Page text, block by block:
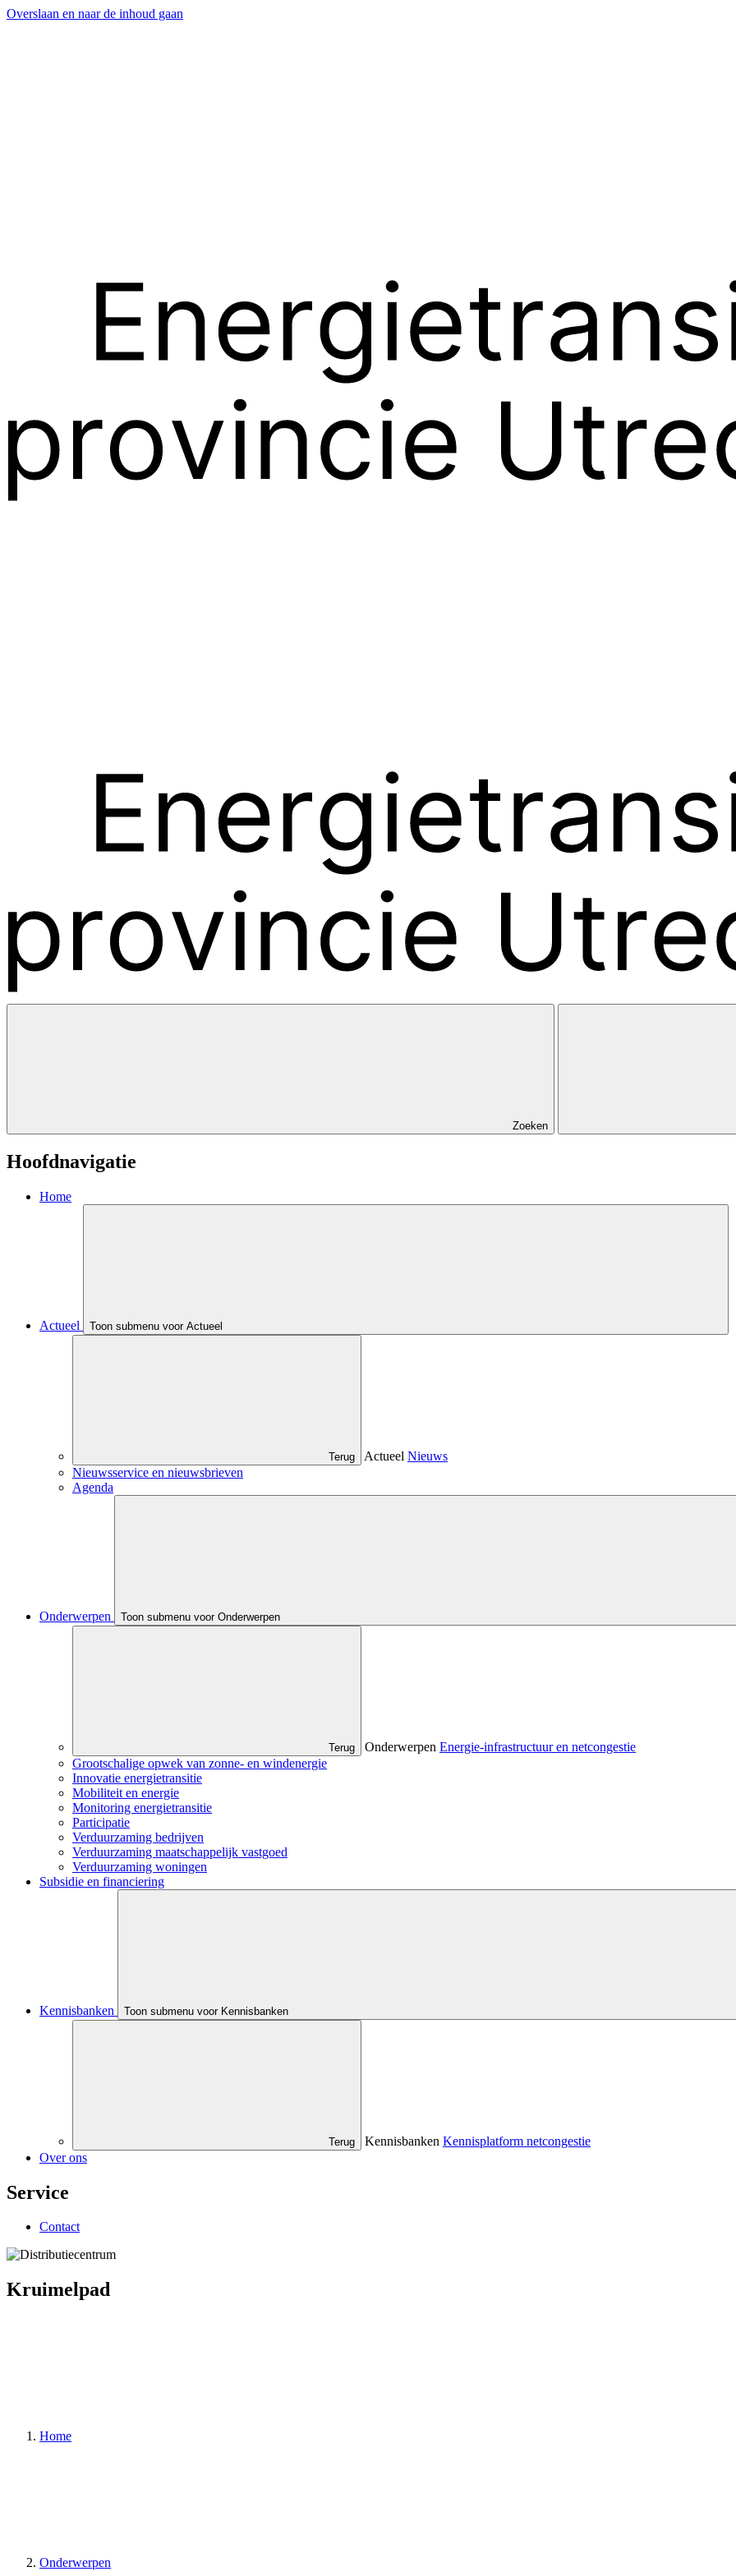
Overslaan en naar de inhoud gaan
Zoeken
Hoofdnavigatie
Home
Actueel Toon submenu voor Actueel
Terug Actueel Nieuws
Nieuwsservice en nieuwsbrieven
Agenda
Onderwerpen Toon submenu voor Onderwerpen
Terug Onderwerpen Energie-infrastructuur en netcongestie
Grootschalige opwek van zonne- en windenergie
Innovatie energietransitie
Mobiliteit en energie
Monitoring energietransitie
Participatie
Verduurzaming bedrijven
Verduurzaming maatschappelijk vastgoed
Verduurzaming woningen
Subsidie en financiering
Kennisbanken Toon submenu voor Kennisbanken
Terug Kennisbanken Kennisplatform netcongestie
Over ons
Service
Contact
Kruimelpad
Home
Onderwerpen